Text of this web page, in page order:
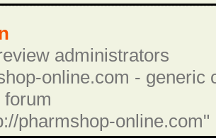
administrators
online.com -
pharmshop-online.com"